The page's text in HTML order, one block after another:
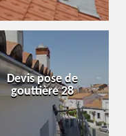
Devis pose de
gouttière 28